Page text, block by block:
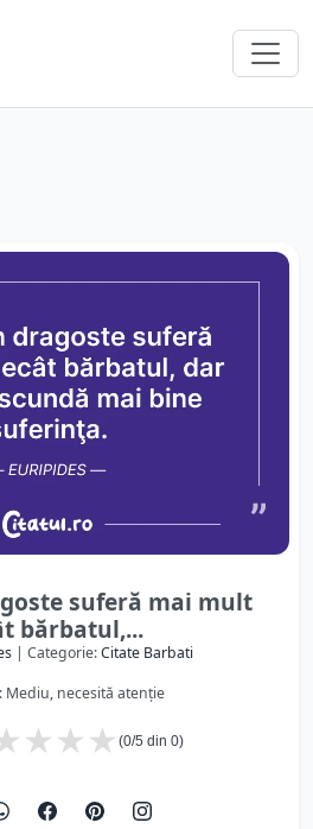
suferă mai mult
bărbatul,...
| Categorie:Citate Barbati
Mediu, necesită atenție
★
★
★ (0/5 din 0)